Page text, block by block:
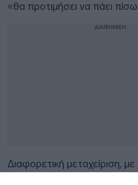
«θα προτιμήσει να πάει
ΔΙΑΦΗΜΙΣΗ
Διαφορετική μεταχείριση,